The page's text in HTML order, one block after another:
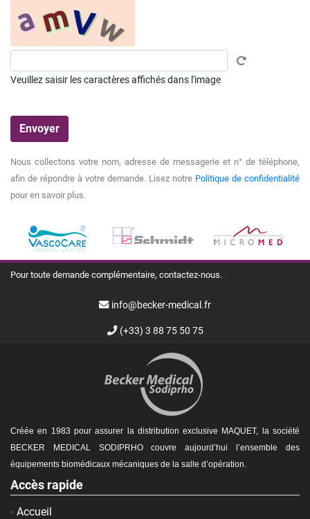
Veuillez saisir les caractères affichés dans l'image
Nous collectons votre nom, adresse de messagerie et n° de téléphone,
afin de répondre à votre demande. Lisez notre Politique de confidentialité
pour en savoir plus.
Pour toute demande complémentaire, contactez-nous.
info@becker-medical.fr
(+33) 3 88 75 50 75
Créée en 1983 pour assurer la distribution exclusive MAQUET, la société
BECKER MEDICAL SODIPRHO couvre aujourd’hui l’ensemble des
équipements biomédicaux mécaniques de la salle d’opération.
Accès rapide
Accueil